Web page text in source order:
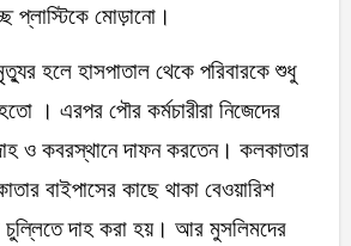
প্লাস্টিকে মোড়ানো।
হলে হাসপাতাল থেকে পরিবারকে শুধু
। এরপর পৌর কর্মচারীরা নিজেদের
ও কবরস্থানে দাফন করতেন। কলকাতার
বাইপাসের কাছে থাকা বেওয়ারিশ
চুল্লিতে দাহ করা হয়। আর মুসলিমদের